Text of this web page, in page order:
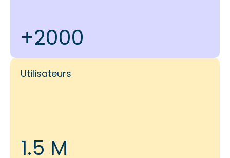
+2000
Utilisateurs
1.5 M